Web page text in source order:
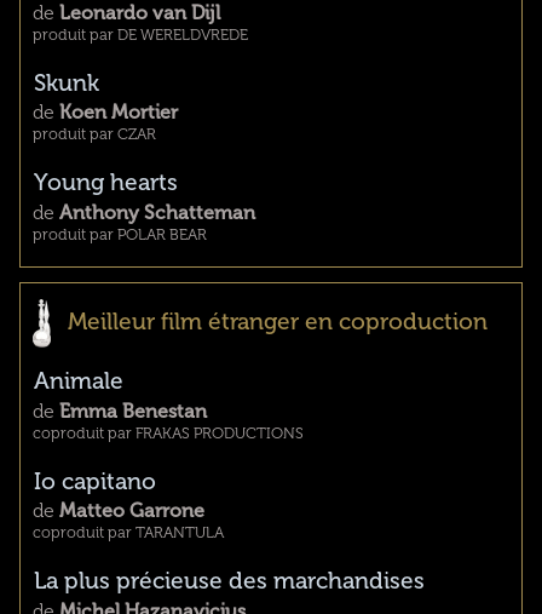
de Leonardo van Dijl
produit par DE WERELDVREDE
Skunk
de Koen Mortier
produit par CZAR
Young hearts
de Anthony Schatteman
produit par POLAR BEAR
Meilleur film étranger en coproduction
Animale
de Emma Benestan
coproduit par FRAKAS PRODUCTIONS
Io capitano
de Matteo Garrone
coproduit par TARANTULA
La plus précieuse des marchandises